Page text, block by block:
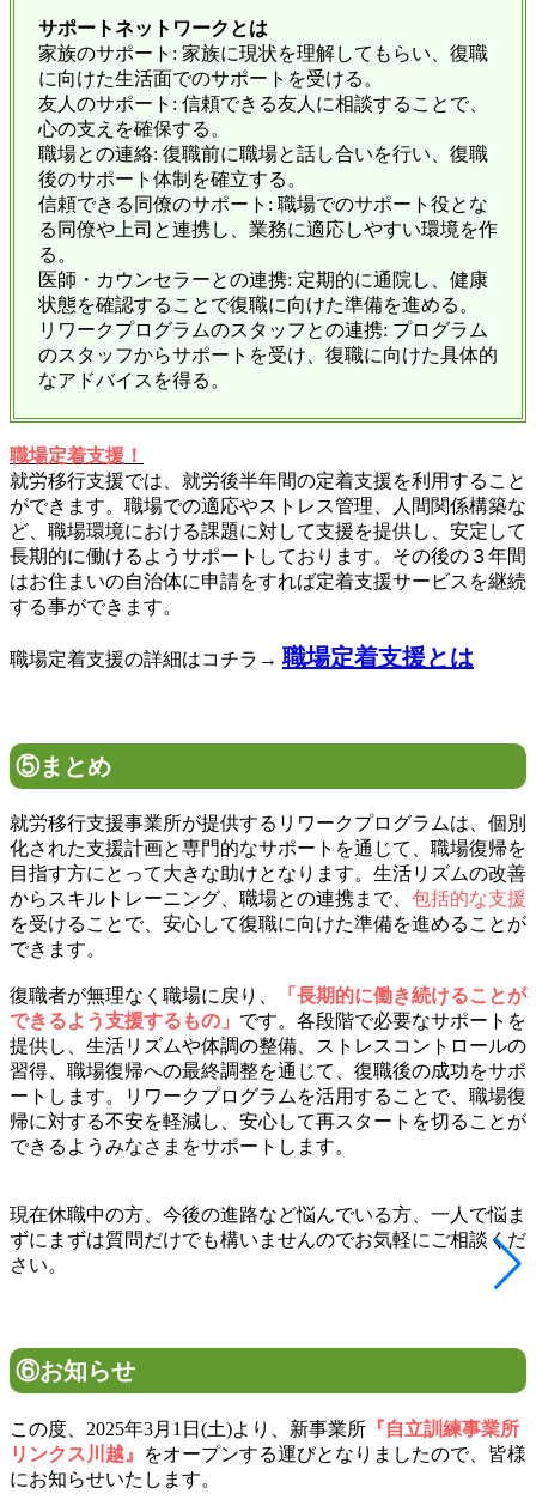
サポートネットワークとは
家族のサポート: 家族に現状を理解してもらい、復職
に向けた生活面でのサポートを受ける。
友人のサポート: 信頼できる友人に相談することで、
心の支えを確保する。
職場との連絡: 復職前に職場と話し合いを行い、復職
後のサポート体制を確立する。
信頼できる同僚のサポート: 職場でのサポート役とな
る同僚や上司と連携し、業務に適応しやすい環境を作
る。
医師・カウンセラーとの連携: 定期的に通院し、健康
状態を確認することで復職に向けた準備を進める。
リワークプログラムのスタッフとの連携: プログラム
のスタッフからサポートを受け、復職に向けた具体的
なアドバイスを得る。
職場定着支援！
就労移行支援では、就労後半年間の定着支援を利用すること
ができます。職場での適応やストレス管理、人間関係構築な
ど、職場環境における課題に対して支援を提供し、安定して
長期的に働けるようサポートしております。その後の３年間
はお住まいの自治体に申請をすれば定着支援サービスを継続
する事ができます。
職場定着支援の詳細はコチラ→ 職場定着支援とは
⑤まとめ
就労移行支援事業所が提供するリワークプログラムは、個別
化された支援計画と専門的なサポートを通じて、職場復帰を
目指す方にとって大きな助けとなります。生活リズムの改善
からスキルトレーニング、職場との連携まで、 包括的な支援
を受けることで、安心して復職に向けた準備を進めることが
できます。
復職者が無理なく職場に戻り、
「長期的に働き続けることが
できるよう支援するもの」 です。各段階で必要なサポートを
提供し、生活リズムや体調の整備、ストレスコントロールの
習得、職場復帰への最終調整を通じて、復職後の成功をサポ
ートします。リワークプログラムを活用することで、職場復
帰に対する不安を軽減し、安心して再スタートを切ることが
できるようみなさまをサポートします。
現在休職中の方、今後の進路など悩んでいる方、一人で悩ま
ずにまずは質問だけでも構いませんのでお気軽にご相談くだ
さい。
⑥お知らせ
この度、2025年3月1日(土)より、新事業所 『自立訓練事業所
リンクス川越』
をオープンする運びとなりましたので、皆様
にお知らせいたします。